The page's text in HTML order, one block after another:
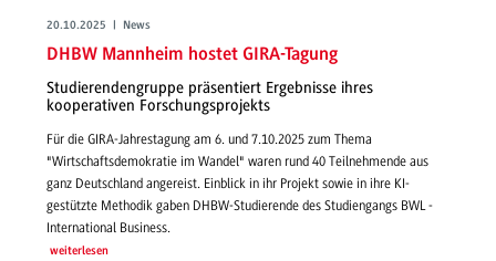
20.10.2025 | News
DHBW Mannheim hostet GIRA-Tagung
Studierendengruppe präsentiert Ergebnisse ihres
kooperativen Forschungsprojekts
Für die GIRA-Jahrestagung am 6. und 7.10.2025 zum Thema
"Wirtschaftsdemokratie im Wandel" waren rund 40 Teilnehmende aus
ganz Deutschland angereist. Einblick in ihr Projekt sowie in ihre KI-
gestützte Methodik gaben DHBW-Studierende des Studiengangs BWL -
International Business.
weiterlesen